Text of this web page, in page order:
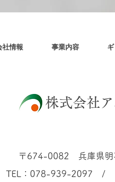
社情報 事業内容
株式会社
〒674-0082 兵庫県明
TEL：078-939-2097 /